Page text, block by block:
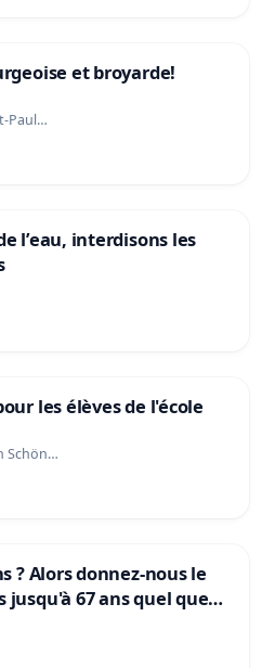
et broyarde!
Paul…
l’eau, interdisons les
les élèves de l'école
Schön…
? Alors donnez-nous le
67 ans quel que
!